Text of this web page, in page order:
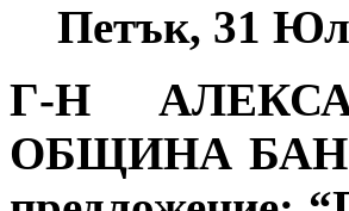
Петък, 31
Г-Н
ОБЩИНА